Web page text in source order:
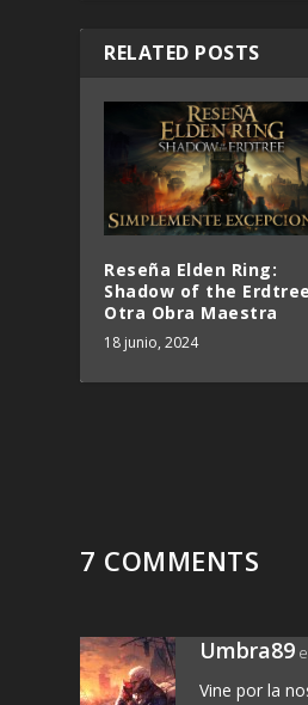
RELATED POSTS
Reseña Elden Ring:
Shadow of the
Otra Obra Maestra
18 junio, 2024
7 COMMENTS
Umbra89
Vine por la